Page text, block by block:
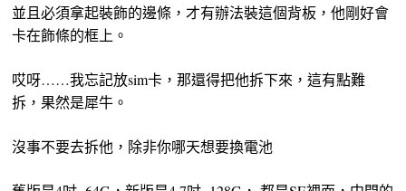
並且必須拿起裝飾的邊條，才有辦法裝這個背板，他剛好會
卡在飾條的框上。
哎呀……我忘記放sim卡，那還得把他拆下來，這有點難
拆，果然是犀牛。
沒事不要去拆他，除非你哪天想要換電池